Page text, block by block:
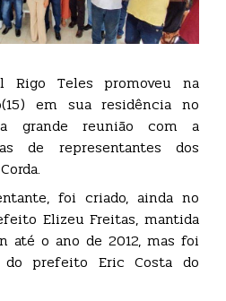
Rigo Teles promoveu na
em sua residência no
grande reunião com a
de representantes dos
foi criado, ainda no
Elizeu Freitas, mantida
até o ano de 2012, mas foi
do prefeito Eric Costa do